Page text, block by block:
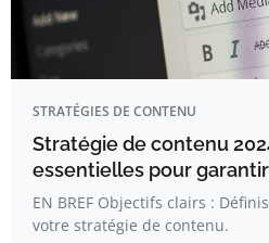
STRATÉGIES DE CONTENU
Stratégie de contenu
essentielles pour
EN BREF Objectifs clairs :
votre stratégie de contenu.